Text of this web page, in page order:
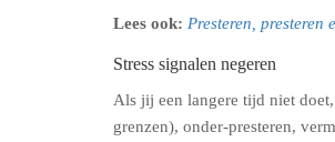
Lees ook: Presteren, presteren
Stress signalen negeren
Als jij een langere tijd niet
grenzen), onder-presteren,